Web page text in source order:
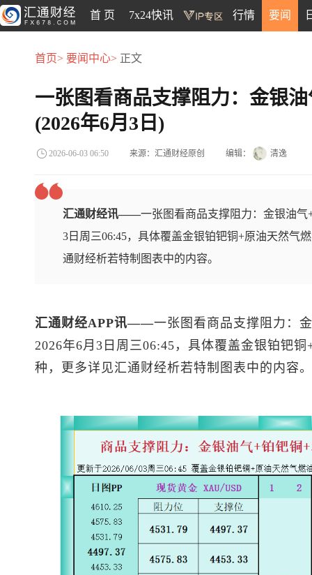
首 页 7x24快讯 行情 要闻
首页> 要闻中心> 正文
一张图看商品支撑阻力：金银
(2026年6月3日)
2026-06-03 06:50 来源：汇通财经原创 编辑： 清逸
汇通财经讯——一张图看商品支撑阻力：金银油气
3日周三06:45，具体覆盖金银铂钯铜+原油天然气
通财经析若特制图表中的内容。
汇通财经APP讯——一张图看商品支撑阻力：
2026年6月3日周三06:45，具体覆盖金银铂钯铜
种，更多详见汇通财经析若特制图表中的内容。